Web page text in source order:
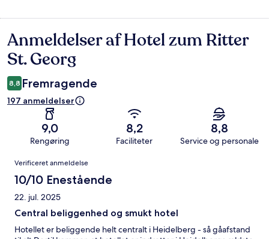
Anmeldelser
Anmeldelser af Hotel zum Ritter
St. Georg
8,8 Fremragende
197 anmeldelser
9,0
Rengøring
8,2
Faciliteter
8,8
Service og personale
Anmeldelser
Verificeret anmeldelse
10/10 Enestående
22. jul. 2025
Central beliggenhed og smukt hotel
Hotellet er beliggende helt centralt i Heidelberg - så gåafstand